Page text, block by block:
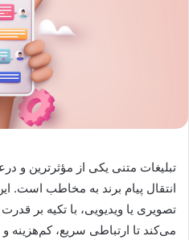
تبلیغات متنی یکی از مؤثرترین و
انتقال پیام برند به مخاطب است.
تصویری یا ویدیویی، با تکیه بر
می‌کند تا ارتباطی سریع، کم‌هزینه